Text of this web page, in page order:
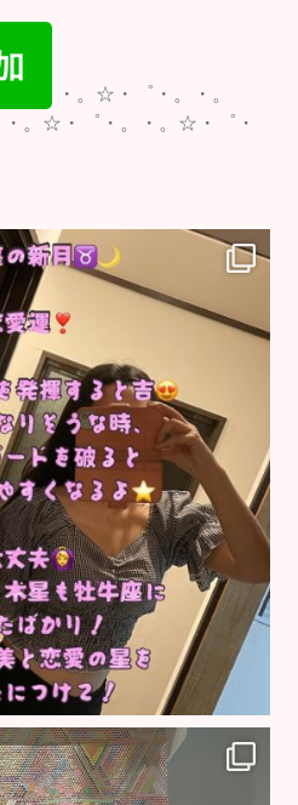
・。☆・゜・。・。
。☆・゜・。・。☆・゜・